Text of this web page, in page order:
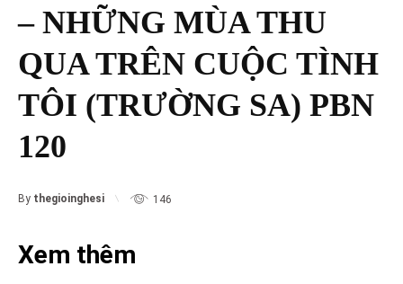
– NHỮNG MÙA THU
QUA TRÊN CUỘC TÌNH
TÔI (TRƯỜNG SA) PBN
120
By thegioinghesi 146
Xem thêm